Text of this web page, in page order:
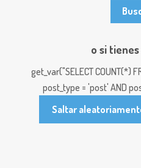
o si
get_var("SELECT COUNT(*)
post_type = 'post' AND
Saltar